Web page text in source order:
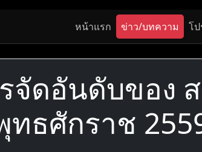
หน้าแรก ข่าว/บทความ โ
ดอันดับของ
ทธศักราช